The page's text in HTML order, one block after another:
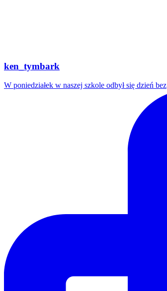
ken_tymbark
W poniedziałek w naszej szkole odbył się dzień bez